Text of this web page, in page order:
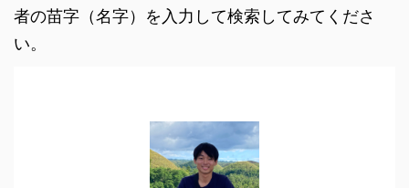
者の苗字（名字）を入力して検索してみてくださ
い。